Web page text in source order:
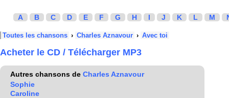
A B C D E F G H I J K L M
Toutes les chansons › Charles Aznavour › Avec toi
Acheter le CD / Télécharger MP3
Autres chansons de Charles Aznavour
Sophie
Caroline